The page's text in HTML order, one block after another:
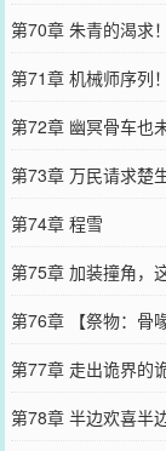
第70章 朱青的渴求
第71章 机械师序列
第72章 幽冥骨车也
第73章 万民请求楚
第74章 程雪
第75章 加装撞角，
第76章 【祭物：骨
第77章 走出诡界的
第78章 半边欢喜半